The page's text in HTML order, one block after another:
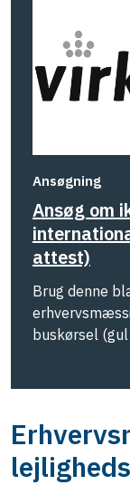
Ansøgning
Ansøg om
attest)
Brug denne
buskørsel